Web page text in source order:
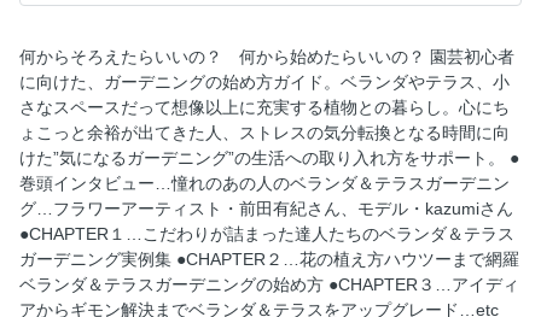
CHAPTER２ そろえる道具から花の植え方ハウツーまで網
CHAPTER３ 取り入れたいアイディアからギモン解決ま
で ベランダ＆テラスをアップグレード
奥付
何からそろえたらいいの？ 何から始めたらいいの？ 園芸初心者
に向けた、ガーデニングの始め方ガイド。ベランダやテラス、小
さなスペースだって想像以上に充実する植物との暮らし。心にち
ょこっと余裕が出てきた人、ストレスの気分転換となる時間に向
けた”気になるガーデニング”の生活への取り入れ方をサポート。 ●
巻頭インタビュー…憧れのあの人のベランダ＆テラスガーデニン
グ…フラワーアーティスト・前田有紀さん、モデル・kazumiさん
●CHAPTER１…こだわりが詰まった達人たちのベランダ＆テラス
ガーデニング実例集 ●CHAPTER２…花の植え方ハウツーまで網羅
ベランダ＆テラスガーデニングの始め方 ●CHAPTER３…アイディ
アからギモン解決までベランダ＆テラスをアップグレード…etc